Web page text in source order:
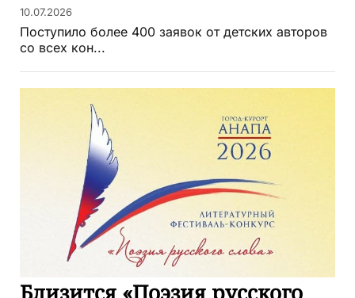
10.07.2026
Поступило более 400 заявок от детских авторов
со всех кон...